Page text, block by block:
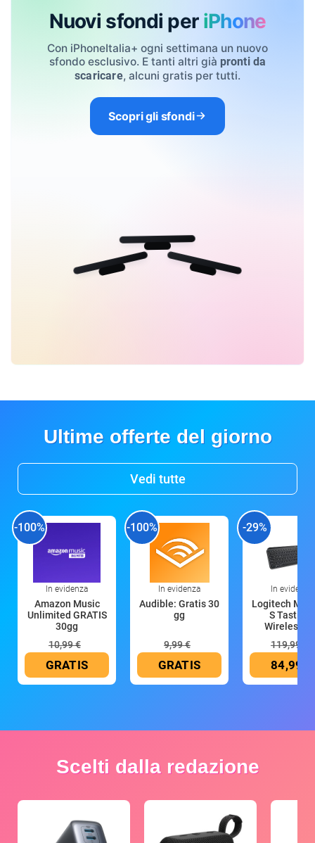
Nuovi sfondi per iPhone
Con iPhoneItalia+ ogni settimana un nuovo
sfondo esclusivo. E tanti altri già pronti da
scaricare, alcuni gratis per tutti.
Scopri gli sfondi
Ultime offerte del giorno
Vedi tutte
-100%
In evidenza
Amazon Music
Unlimited GRATIS
30gg
10,99 €
GRATIS
-100%
In evidenza
Audible: Gratis 30
gg
9,99 €
GRATIS
-29%
In evidenza
Logitech MX
S Tastiera
Wireless
119,99 €
84,99 €
Scelti dalla redazione